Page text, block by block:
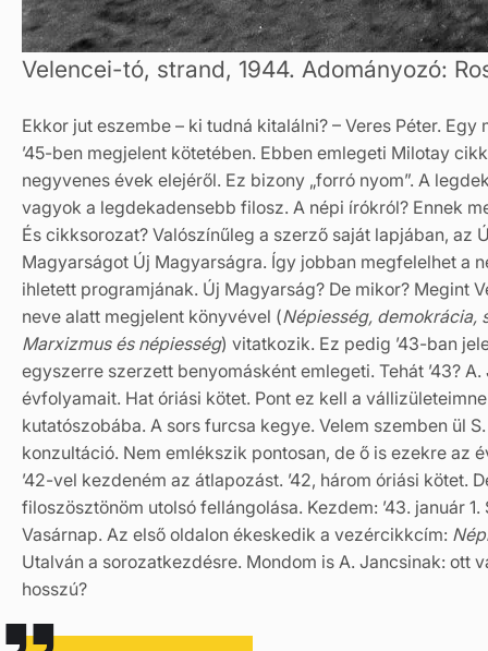
Velencei-tó, strand, 1944. Adományozó:
Ekkor jut eszembe – ki tudná kitalálni? – Veres Péter.
’45-ben megjelent kötetében. Ebben emlegeti Milotay
negyvenes évek elejéről. Ez bizony „forró nyom”. A
vagyok a legdekadensebb filosz. A népi írókról? Ennek
És cikksorozat? Valószínűleg a szerző saját lapjában, az
Magyarságot Új Magyarságra. Így jobban megfelelhet a
ihletett programjának. Új Magyarság? De mikor? Megint
neve alatt megjelent könyvével (Népiesség, demokrácia,
Marxizmus és népiesség) vitatkozik. Ez pedig ’43-ban
egyszerre szerzett benyomásként emlegeti. Tehát ’43?
évfolyamait. Hat óriási kötet. Pont ez kell a
kutatószobába. A sors furcsa kegye. Velem szemben ül
konzultáció. Nem emlékszik pontosan, de ő is ezekre az
’42-vel kezdeném az átlapozást. ’42, három óriási kötet.
filoszösztönöm utolsó fellángolása. Kezdem: ’43. január
Vasárnap. Az első oldalon ékeskedik a vezércikkcím:
Utalván a sorozatkezdésre. Mondom is A. Jancsinak: ott
hosszú?